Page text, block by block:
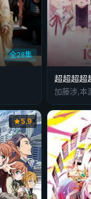
全28集
5.9